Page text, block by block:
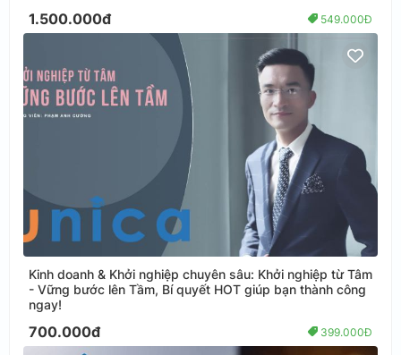
1.500.000đ 549.000Đ
Kinh doanh & Khởi nghiệp chuyên sâu: Khởi nghiệp từ Tâm
- Vững bước lên Tầm, Bí quyết HOT giúp bạn thành công
ngay!
700.000đ 399.000Đ